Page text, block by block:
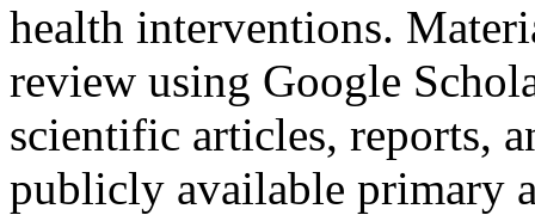
health interventions.
review using Google
scientific articles, reports,
publicly available primary